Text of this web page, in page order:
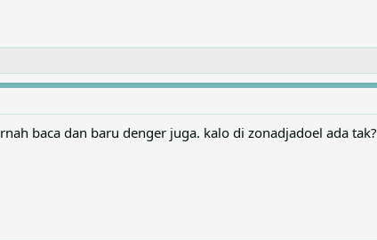
baca dan baru denger juga. kalo di zonadjadoel ada tak?